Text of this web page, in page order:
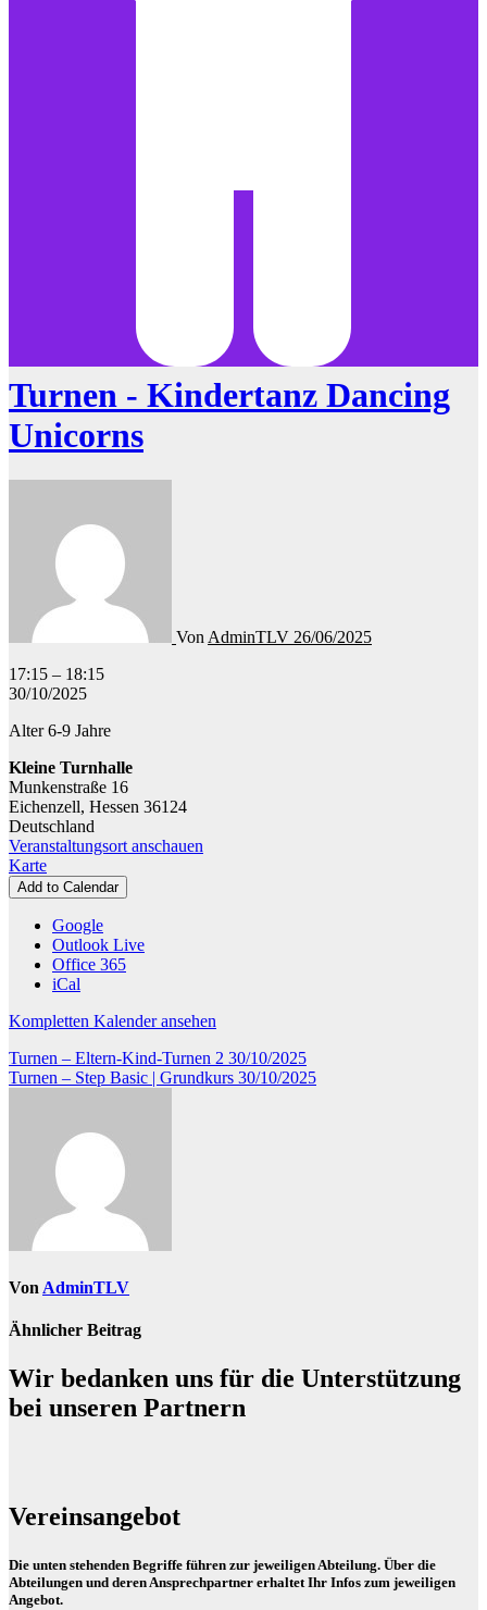
Turnen - Kindertanz Dancing
Unicorns
Von AdminTLV 26/06/2025
Turnen
-
Dancing
17:15 – 18:15
30/10/2025
Alter 6-9 Jahre
Kleine Turnhalle
Munkenstraße 16
Eichenzell, Hessen 36124
Deutschland
Veranstaltungsort anschauen
KarteKleine
Turnhalle
Add to Calendar
Google
Outlook Live
Office 365
iCal
Kompletten Kalender ansehen
Beitragsnavigation
Turnen – Eltern-Kind-Turnen 2 30/10/2025
Turnen – Step Basic | Grundkurs 30/10/2025
Von AdminTLV
Ähnlicher Beitrag
Wir bedanken uns für die Unterstützung
bei unseren Partnern
Vereinsangebot
Die unten stehenden Begriffe führen zur jeweiligen Abteilung. Über die
Abteilungen und deren Ansprechpartner erhaltet Ihr Infos zum jeweiligen
Angebot.